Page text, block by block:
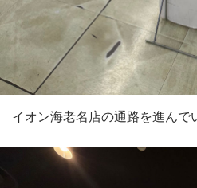
イオン海老名店の通路を進ん